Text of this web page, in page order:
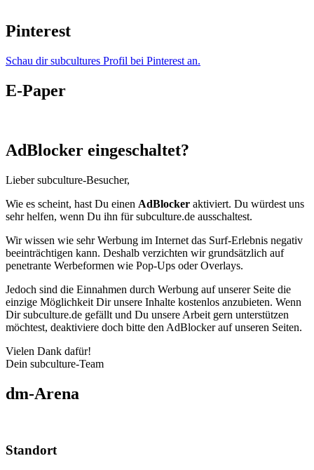
Pinterest
Schau dir subcultures Profil bei Pinterest an.
E-Paper
AdBlocker eingeschaltet?
Lieber subculture-Besucher,
Wie es scheint, hast Du einen AdBlocker aktiviert. Du würdest uns
sehr helfen, wenn Du ihn für subculture.de ausschaltest.
Wir wissen wie sehr Werbung im Internet das Surf-Erlebnis negativ
beeinträchtigen kann. Deshalb verzichten wir grundsätzlich auf
penetrante Werbeformen wie Pop-Ups oder Overlays.
Jedoch sind die Einnahmen durch Werbung auf unserer Seite die
einzige Möglichkeit Dir unsere Inhalte kostenlos anzubieten. Wenn
Dir subculture.de gefällt und Du unsere Arbeit gern unterstützen
möchtest, deaktiviere doch bitte den AdBlocker auf unseren Seiten.
Vielen Dank dafür!
Dein subculture-Team
dm-Arena
Standort